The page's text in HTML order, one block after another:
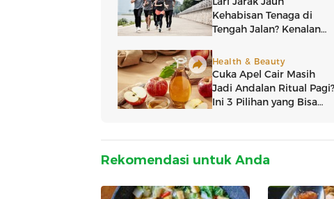
Rekomendasi untuk Anda